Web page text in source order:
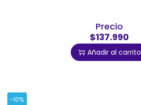
Precio
$137.990
Añadir al carrito
-10%